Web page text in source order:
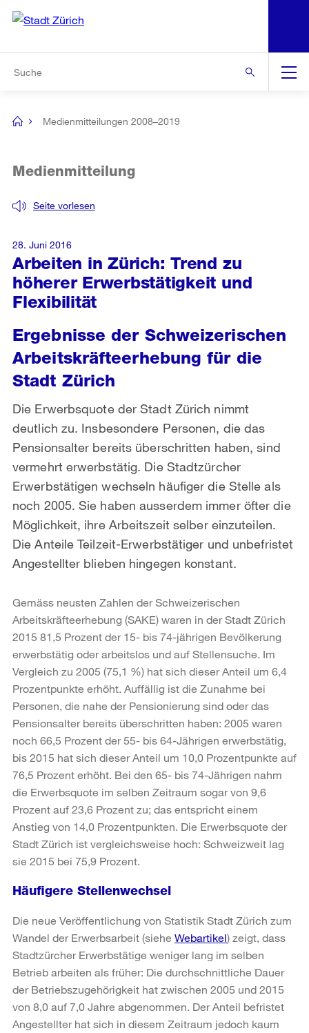
Navigation
[no
Medienmitteilungen 2008–2019
Arbeiten in Zürich: Trend zu
höherer Erwerbstätigkeit und
Flexibilität
Seite vorlesen
Medienmitteilung
Ergebnisse der Schweizerischen
Arbeitskräfteerhebung für die
Stadt Zürich
Die Erwerbsquote der Stadt Zürich nimmt
deutlich zu. Insbesondere Personen, die das
Pensionsalter bereits überschritten haben, sind
vermehrt erwerbstätig. Die Stadtzürcher
Erwerbstätigen wechseln häufiger die Stelle als
noch 2005. Sie haben ausserdem immer öfter die
Möglichkeit, ihre Arbeitszeit selber einzuteilen.
Die Anteile Teilzeit-Erwerbstätiger und unbefristet
Angestellter blieben hingegen konstant.
28. Juni 2016
Gemäss neusten Zahlen der Schweizerischen
Arbeitskräfteerhebung (SAKE) waren in der Stadt Zürich
2015 81,5 Prozent der 15- bis 74-jährigen Bevölkerung
erwerbstätig oder arbeitslos und auf Stellensuche. Im
Vergleich zu 2005 (75,1 %) hat sich dieser Anteil um 6,4
Prozentpunkte erhöht. Auffällig ist die Zunahme bei
Personen, die nahe der Pensionierung sind oder das
Pensionsalter bereits überschritten haben: 2005 waren
noch 66,5 Prozent der 55- bis 64-Jährigen erwerbstätig,
bis 2015 hat sich dieser Anteil um 10,0 Prozentpunkte auf
76,5 Prozent erhöht. Bei den 65- bis 74-Jährigen nahm
die Erwerbsquote im selben Zeitraum sogar von 9,6
Prozent auf 23,6 Prozent zu; das entspricht einem
Anstieg von 14,0 Prozentpunkten. Die Erwerbsquote der
Stadt Zürich ist vergleichsweise hoch: Schweizweit lag
sie 2015 bei 75,9 Prozent.
Häufigere Stellenwechsel
Die neue Veröffentlichung von Statistik Stadt Zürich zum
Wandel der Erwerbsarbeit (siehe Webartikel) zeigt, dass
Stadtzürcher Erwerbstätige weniger lang im selben
Betrieb arbeiten als früher: Die durchschnittliche Dauer
der Betriebszugehörigkeit hat zwischen 2005 und 2015
von 8,0 auf 7,0 Jahre abgenommen. Der Anteil befristet
Angestellter hat sich in diesem Zeitraum jedoch kaum